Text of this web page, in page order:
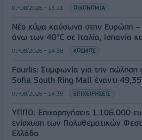
07/08/2026 - 15:21 ΟΙΚΟΝΟΜΙΑ
Νέο κύμα καύσωνα στην Ευρώπη –
άνω των 40°C σε Ιταλία, Ισπανία
07/08/2026 - 14:58 ΚΟΣΜΟΣ
Fourlis: Συμφωνία για την πώληση
Sofia South Ring Mall έναντι
07/08/2026 - 14:39 ΕΠΙΧΕΙΡΗΣΕΙΣ
ΥΠΠΟ: Επιχορηγήσεις 1.106.000
ενίσχυση των Πολυθεματικών
Ελλάδα